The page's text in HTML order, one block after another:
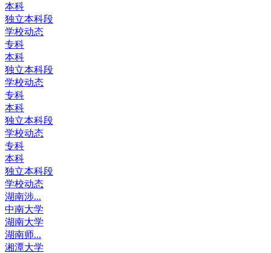
本科
独立本科段
学校动态
专科
本科
独立本科段
学校动态
专科
本科
独立本科段
学校动态
专科
本科
独立本科段
学校动态
湖南涉...
中南大学
湖南大学
湖南师...
湘潭大学